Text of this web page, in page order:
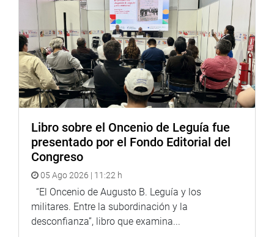
Lima, 14 de diciembre de 2020
DESPACHO CONGRESAL
Libro sobre el Oncenio de Leguía fue
presentado por el Fondo Editorial del
Congreso
05 Ago 2026 | 11:22 h
“El Oncenio de Augusto B. Leguía y los
militares. Entre la subordinación y la
desconfianza”, libro que examina...